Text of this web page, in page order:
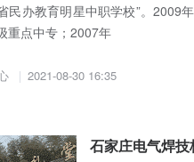
民办教育明星中职学校”。2009
重点中专；2007年
2021-08-30 16:35
石家庄电气焊